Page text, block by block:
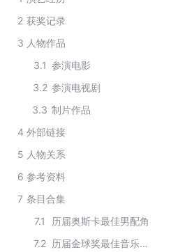
2 获奖记录
3 人物作品
3.1 参演电影
3.2 参演电视剧
3.3 制片作品
4 外部链接
5 人物关系
6 参考资料
7 条目合集
7.1
历届奥斯卡最佳男配角
7.2
历届金球奖最佳音乐及喜剧类电影男主角